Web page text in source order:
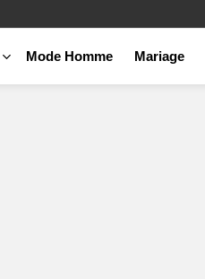
Mode Homme Mariage